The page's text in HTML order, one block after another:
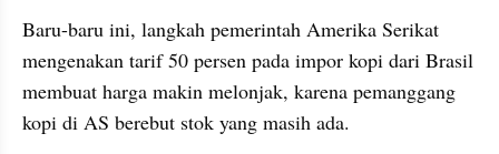
Baru-baru ini, langkah pemerintah Amerika Serikat
mengenakan tarif 50 persen pada impor kopi dari Brasil
membuat harga makin melonjak, karena pemanggang
kopi di AS berebut stok yang masih ada.